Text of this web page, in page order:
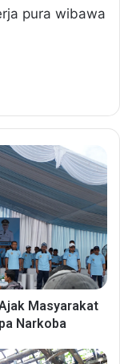
pura wibawa
Masyarakat
Narkoba